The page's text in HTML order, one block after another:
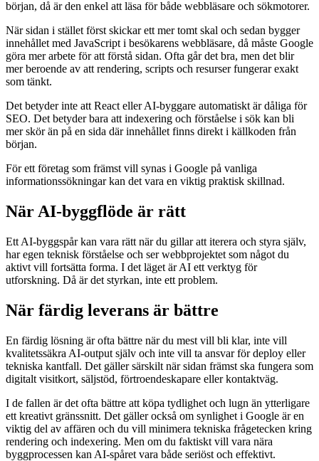
början, då är den enkel att läsa för både webbläsare och sökmotorer.
När sidan i stället först skickar ett mer tomt skal och sedan bygger
innehållet med JavaScript i besökarens webbläsare, då måste Google
göra mer arbete för att förstå sidan. Ofta går det bra, men det blir
mer beroende av att rendering, scripts och resurser fungerar exakt
som tänkt.
Det betyder inte att React eller AI-byggare automatiskt är dåliga för
SEO. Det betyder bara att indexering och förståelse i sök kan bli
mer skör än på en sida där innehållet finns direkt i källkoden från
början.
För ett företag som främst vill synas i Google på vanliga
informationssökningar kan det vara en viktig praktisk skillnad.
När AI-byggflöde är rätt
Ett AI-byggspår kan vara rätt när du gillar att iterera och styra själv,
har egen teknisk förståelse och ser webbprojektet som något du
aktivt vill fortsätta forma. I det läget är AI ett verktyg för
utforskning. Då är det styrkan, inte ett problem.
När färdig leverans är bättre
En färdig lösning är ofta bättre när du mest vill bli klar, inte vill
kvalitetssäkra AI-output själv och inte vill ta ansvar för deploy eller
tekniska kantfall. Det gäller särskilt när sidan främst ska fungera som
digitalt visitkort, säljstöd, förtroendeskapare eller kontaktväg.
I de fallen är det ofta bättre att köpa tydlighet och lugn än ytterligare
ett kreativt gränssnitt. Det gäller också om synlighet i Google är en
viktig del av affären och du vill minimera tekniska frågetecken kring
rendering och indexering. Men om du faktiskt vill vara nära
byggprocessen kan AI-spåret vara både seriöst och effektivt.